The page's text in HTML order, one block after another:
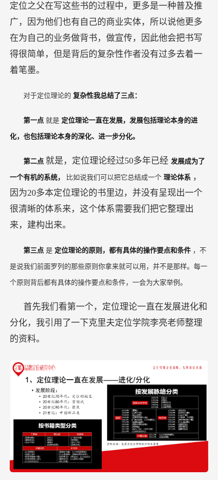
定位之父在写这些书的过程中，更多是一种普及推
广，因为他们也有自己的商业实体，所以说他更多
在为自己的业务做背书，做宣传，因此他会把书写
得很简单，但是背后的复杂性作者没有过多去着一
着笔墨。
对于定位理论的 复杂性我总结了三点：
第一点 就是 定位理论一直在发展，发展包括理论本身的进
化，也包括理论本身的深化、进一步分化。
第二点 就是，定位理论经过50多年已经 发展成为了
一个有机的系统， 比如说我们可以把它总结成一个 理论体系 ，
因为20多本定位理论的书里边，并没有呈现出一个
很清晰的体系来，这个体系需要我们把它整理出
来，建构出来。
第三点 是 定位理论的原则，都有具体的操作要点和条件 ，不
是说我们前面罗列的那些原则你拿来就可以用，并不是那样。每一
个原则背后都有具体的操作要点和条件，一会为大家举例。
首先我们看第一个，定位理论一直在发展进化和
分化，我引用了一下克里夫定位学院李亮老师整理
的资料。